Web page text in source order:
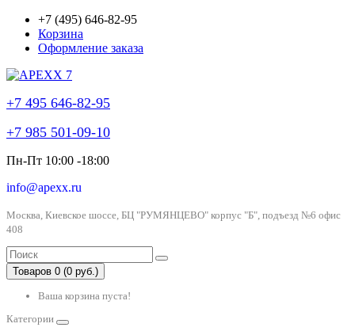
+7 (495) 646-82-95
Корзина
Оформление заказа
+7 495 646-82-95
+7 985 501-09-10
Пн-Пт 10:00 -18:00
info@apexx.ru
Москва, Киевское шоссе, БЦ "РУМЯНЦЕВО" корпус "Б", подъезд №6 офис
408
Товаров 0 (0 руб.)
Ваша корзина пуста!
Категории